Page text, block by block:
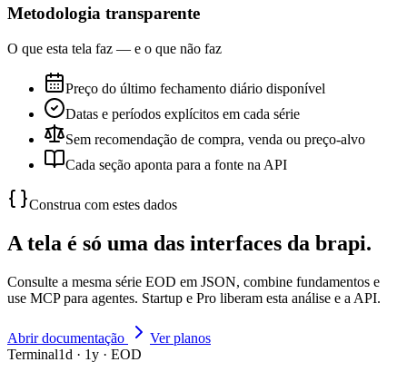
Metodologia transparente
O que esta tela faz — e o que não faz
Preço do último fechamento diário disponível
Datas e períodos explícitos em cada série
Sem recomendação de compra, venda ou preço-alvo
Cada seção aponta para a fonte na API
Construa com estes dados
A tela é só uma das interfaces da brapi.
Consulte a mesma série EOD em JSON, combine fundamentos e
use MCP para agentes. Startup e Pro liberam esta análise e a API.
Abrir documentação
Ver planos
Terminal1d · 1y · EOD